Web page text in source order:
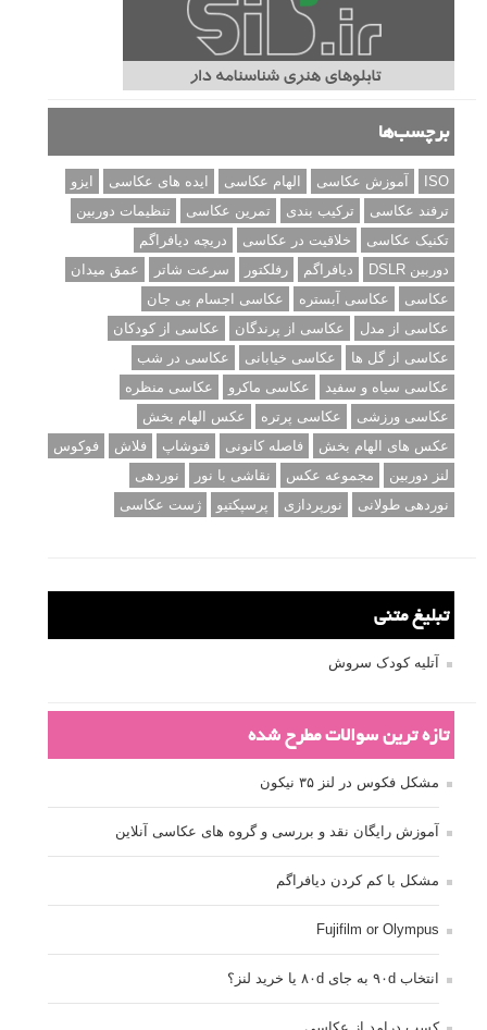
برچسب‌ها
ISO آموزش عکاسی الهام عکاسی ایده های عکاسی
ایزو
ترفند عکاسی
ترکیب بندی تمرین عکاسی
تنظیمات دوربین
تکنیک عکاسی
خلاقیت در عکاسی
دریچه دیافراگم
دوربین DSLR
دیافراگم رفلکتور سرعت شاتر
عمق میدان
عکاسی
عکاسی آبستره
عکاسی اجسام بی جان
عکاسی از مدل
عکاسی از پرندگان
عکاسی از کودکان
عکاسی از گل ها
عکاسی خیابانی
عکاسی در شب
عکاسی سیاه و سفید
عکاسی ماکرو
عکاسی منظره
عکاسی ورزشی
عکاسی پرتره
عکس الهام بخش
عکس های الهام بخش
فاصله کانونی فتوشاپ فلاش
فوکوس
لنز دوربین
مجموعه عکس نقاشی با نور
نوردهی
نوردهی طولانی
نورپردازی پرسپکتیو ژست عکاسی
تبلیغ متنی
آتلیه کودک سروش
تازه ترین سوالات مطرح شده
مشکل فکوس در لنز ۳۵ نیکون
آموزش رایگان نقد و بررسی و گروه های عکاسی آنلاین
مشکل با کم کردن دیافراگم
Fujifilm or Olympus
انتخاب ۹۰d به جای ۸۰d یا خرید لنز؟